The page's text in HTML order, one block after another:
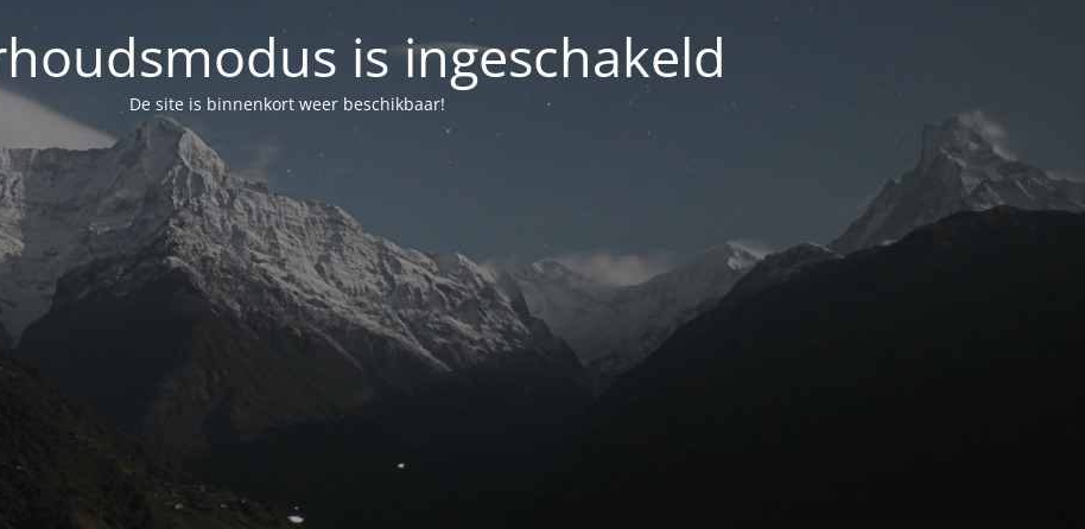
is ingeschakeld
De site is binnenkort weer beschikbaar!